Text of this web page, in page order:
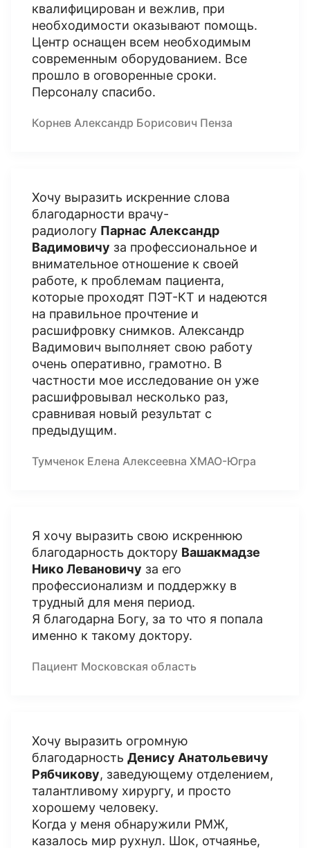
квалифицирован и вежлив, при
необходимости оказывают помощь.
Центр оснащен всем необходимым
современным оборудованием. Все
прошло в оговоренные сроки.
Персоналу спасибо.
Корнев Александр Борисович Пенза
Хочу выразить искренние слова
благодарности врачу-
радиологу Парнас Александр
Вадимовичу за профессиональное и
внимательное отношение к своей
работе, к проблемам пациента,
которые проходят ПЭТ-КТ и надеются
на правильное прочтение и
расшифровку снимков. Александр
Вадимович выполняет свою работу
очень оперативно, грамотно. В
частности мое исследование он уже
расшифровывал несколько раз,
сравнивая новый результат с
предыдущим.
Тумченок Елена Алексеевна ХМАО-Югра
Я хочу выразить свою искреннюю
благодарность доктору Вашакмадзе
Нико Левановичу за его
профессионализм и поддержку в
трудный для меня период.
Я благодарна Богу, за то что я попала
именно к такому доктору.
Пациент Московская область
Хочу выразить огромную
благодарность Денису Анатольевичу
Рябчикову, заведующему отделением,
талантливому хирургу, и просто
хорошему человеку.
Когда у меня обнаружили РМЖ,
казалось мир рухнул. Шок, отчаянье,